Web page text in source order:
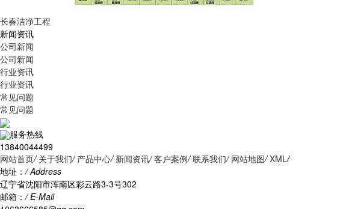
长春洁净工程
新闻资讯
公司新闻
公司新闻
行业资讯
行业资讯
常见问题
常见问题
服务热线
13840044499
网站首页/ 关于我们/ 产品中心/ 新闻资讯/ 客户案例/ 联系我们/ 网站地图/ XML/
地址：/ Address
辽宁省沈阳市浑南区彩云路3-3号302
邮箱：/ E-Mail